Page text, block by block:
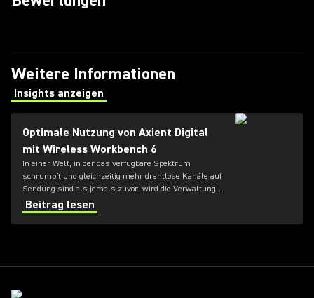
Weitere Informationen
Insights anzeigen
(Opens in a new tab)
Optimale Nutzung von Axient Digital
mit Wireless Workbench 6
In einer Welt, in der das verfügbare Spektrum
schrumpft und gleichzeitig mehr drahtlose Kanäle auf
Sendung sind als jemals zuvor, wird die Verwaltung
von Hochfrequenzbereichen (HF) für Toningenieure
immer schwieriger.
Beitrag lesen